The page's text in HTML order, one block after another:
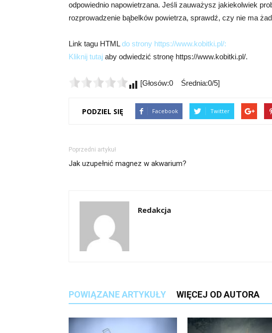
odpowiednio napowietrzana. Jeśli zauważysz jakiekolwiek
rozprowadzenie bąbelków powietrza, sprawdź, czy nie ma
Link tagu HTMLdo strony https://www.kobitki.pl/:
Kliknij tutaj aby odwiedzić stronę https://www.kobitki.pl/.
[Głosów:0 Średnia:0/5]
PODZIEL SIĘ Facebook Twitter
Poprzedni artykuł
Jak uzupełnić magnez w akwarium?
Redakcja
POWIĄZANE ARTYKUŁY WIĘCEJ OD AUTORA